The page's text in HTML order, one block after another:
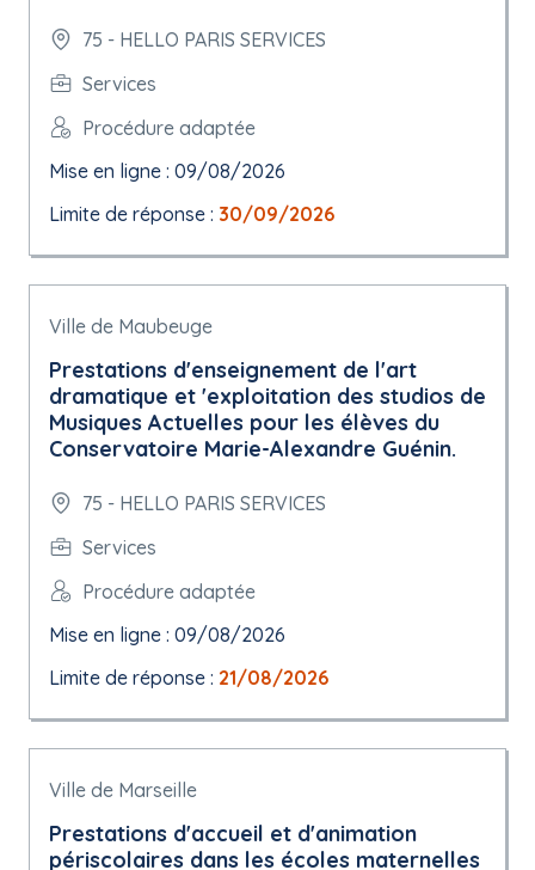
75 - HELLO PARIS SERVICES
Services
Procédure adaptée
Mise en ligne : 09/08/2026
Limite de réponse : 30/09/2026
Ville de Maubeuge
Prestations d'enseignement de l'art
dramatique et 'exploitation des studios de
Musiques Actuelles pour les élèves du
Conservatoire Marie-Alexandre Guénin.
75 - HELLO PARIS SERVICES
Services
Procédure adaptée
Mise en ligne : 09/08/2026
Limite de réponse : 21/08/2026
Ville de Marseille
Prestations d'accueil et d'animation
périscolaires dans les écoles maternelles